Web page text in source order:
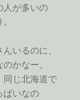
人が多いの
いるのに、
かなー。
同じ北海道で
ぱいなの